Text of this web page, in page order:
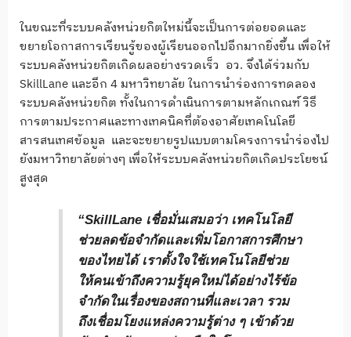
ในขณะที่ระบบคลังหน่วยกิตใหม่นี้จะเป็นการต่อยอดและ
ขยายโอกาสการเรียนรู้ของผู้เรียนออกไปอีกมากยิ่งขึ้น เพื่อให้
ระบบคลังหน่วยกิตเกิดผลอย่างรวดเร็ว อว. จึงได้ร่วมกับ
SkillLane และอีก 4 มหาวิทยาลัย ในการนำร่องการทดลอง
ระบบคลังหน่วยกิต ทั้งในการดำเนินการตามหลักเกณฑ์ วิธี
การตามประกาศและทางเทคนิคที่ต้องอาศัยเทคโนโลยี
สารสนเทศข้อมูล และจะขยายรูปแบบตามโครงการนำร่องไป
ยังมหาวิทยาลัยต่างๆ เพื่อให้ระบบคลังหน่วยกิตเกิดประโยชน์
สูงสุด
“SkillLane เชื่อมั่นเสมอว่า เทคโนโลยี
ช่วยลดข้อจำกัดและเพิ่มโอกาสการศึกษา
ของไทยได้ เราตั้งใจใช้เทคโนโลยีช่วย
ให้คนเข้าถึงความรู้ยุคใหม่ได้อย่างไร้ข้อ
จำกัดในเรื่องของสถานที่และเวลา รวม
ถึงเชื่อมโยงแหล่งความรู้ต่าง ๆ เข้าด้วย